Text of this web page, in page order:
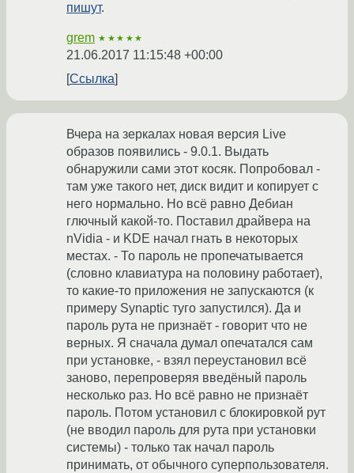
пишут.
grem ★★★★★
21.06.2017 11:15:48 +00:00
Ссылка
Вчера на зеркалах новая версия Live
образов появились - 9.0.1. Выдать
обнаружили сами этот косяк. Попробовал -
там уже такого нет, диск видит и копирует с
него нормально. Но всё равно Дебиан
глючный какой-то. Поставил драйвера на
nVidia - и KDE начал гнать в некоторых
местах. - То пароль не пропечатывается
(словно клавиатура на половину работает),
то какие-то приложения не запускаются (к
примеру Synaptic туго запустился). Да и
пароль рута не признаёт - говорит что не
верных. Я сначала думал опечатался сам
при установке, - взял переустановил всё
заново, перепроверяя введёный пароль
несколько раз. Но всё равно не признаёт
пароль. Потом установил с блокировкой рут
(не вводил пароль для рута при установки
системы) - только так начал пароль
принимать, от обычного суперпользователя.